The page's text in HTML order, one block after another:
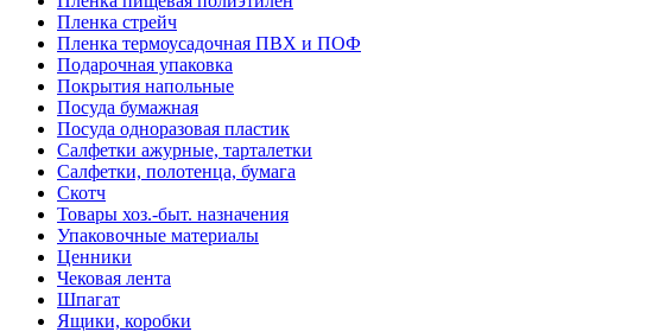
Пленка стрейч
Пленка термоусадочная ПВХ и ПОФ
Подарочная упаковка
Покрытия напольные
Посуда бумажная
Посуда одноразовая пластик
Салфетки ажурные, тарталетки
Салфетки, полотенца, бумага
Скотч
Товары хоз.-быт. назначения
Упаковочные материалы
Ценники
Чековая лента
Шпагат
Ящики, коробки